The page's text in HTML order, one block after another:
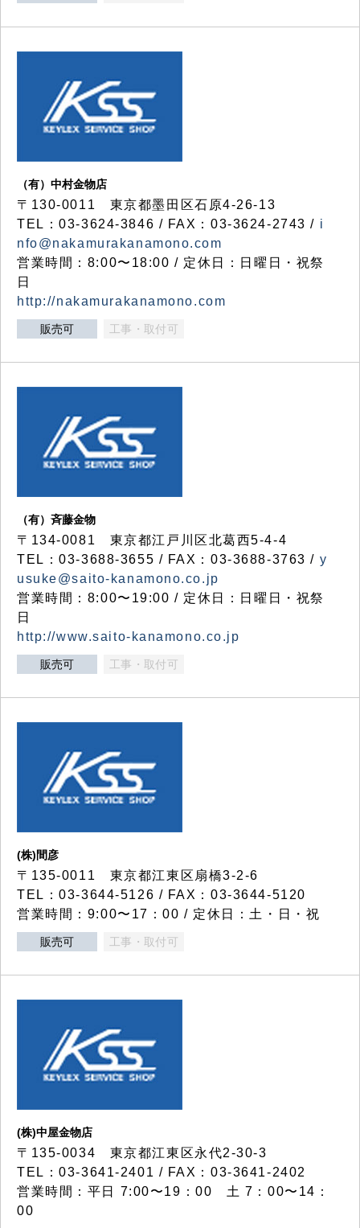
（有）中村金物店
〒130-0011 東京都墨田区石原4-26-13
TEL：03-3624-3846 / FAX：03-3624-2743 / i
nfo@nakamurakanamono.com
営業時間：8:00〜18:00 / 定休日：日曜日・祝祭
日
http://nakamurakanamono.com
販売可 工事・取付可
（有）斉藤金物
〒134-0081 東京都江戸川区北葛西5-4-4
TEL：03-3688-3655 / FAX：03-3688-3763 / y
usuke@saito-kanamono.co.jp
営業時間：8:00〜19:00 / 定休日：日曜日・祝祭
日
http://www.saito-kanamono.co.jp
販売可 工事・取付可
(株)間彦
〒135-0011 東京都江東区扇橋3-2-6
TEL：03-3644-5126 / FAX：03-3644-5120
営業時間：9:00〜17：00 / 定休日：土・日・祝
販売可 工事・取付可
(株)中屋金物店
〒135-0034 東京都江東区永代2-30-3
TEL：03-3641-2401 / FAX：03-3641-2402
営業時間：平日 7:00〜19：00 土 7：00〜14：
00